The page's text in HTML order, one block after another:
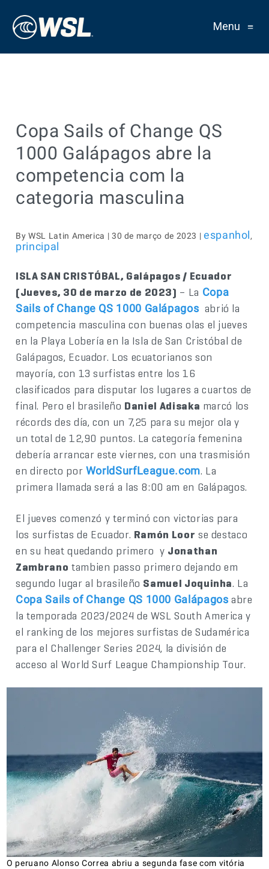
Menu ≡
Copa Sails of Change QS
1000 Galápagos abre la
competencia com la
categoria masculina
By WSL Latin America | 30 de março de 2023 |espanhol,
principal
ISLA SAN CRISTÓBAL, Galápagos / Ecuador
(Jueves, 30 de marzo de 2023) – La Copa
Sails of Change QS 1000 Galápagos abrió la
competencia masculina con buenas olas el jueves
en la Playa Lobería en la Isla de San Cristóbal de
Galápagos, Ecuador. Los ecuatorianos son
mayoría, con 13 surfistas entre los 16
clasificados para disputar los lugares a cuartos de
final. Pero el brasileño Daniel Adisaka marcó los
récords des día, con un 7,25 para su mejor ola y
un total de 12,90 puntos. La categoría femenina
debería arrancar este viernes, con una trasmisión
en directo por WorldSurfLeague.com. La
primera llamada será a las 8:00 am en Galápagos.
El jueves comenzó y terminó con victorias para
los surfistas de Ecuador. Ramón Loor se destaco
en su heat quedando primero y Jonathan
Zambrano tambien passo primero dejando em
segundo lugar al brasileño Samuel Joquinha. La
Copa Sails of Change QS 1000 Galápagos abre
la temporada 2023/2024 de WSL South America y
el ranking de los mejores surfistas de Sudamérica
para el Challenger Series 2024, la división de
acceso al World Surf League Championship Tour.
O peruano Alonso Correa abriu a segunda fase com vitória